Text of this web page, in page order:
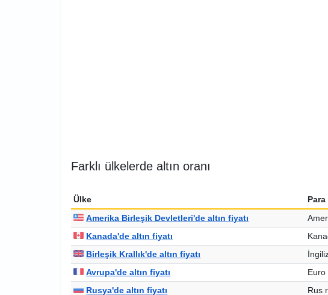
Farklı ülkelerde altın oranı
Ülke
Amerika Birleşik Devletleri'de altın fiyatı
Kanada'de altın fiyatı
Birleşik Krallık'de altın fiyatı
Avrupa'de altın fiyatı
Euro
Rusya'de altın fiyatı
Rus